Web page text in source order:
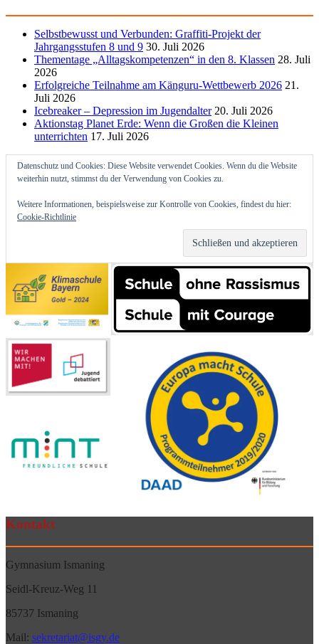
Selbstbewusst und Verbunden: Graffiti-Projekt der
Jahrgangsstufen 8 und 9 30. Juli 2026
Thementage „Alltagskompetenzen“ in den 8. Klassen 28. Juli
2026
Erfolgreiche Teilnahme am Känguru-Wettbewerb 2026 21.
Juli 2026
Icebreaker – Depression im Jugendalter 20. Juli 2026
Aktionstag Planet Erde: Wenn die Großen die Kleinen
unterrichten 17. Juli 2026
Datenschutz und Cookies: Diese Website verwendet Cookies. Wenn du die Website
weiterhin nutzt, stimmst du der Verwendung von Cookies zu.
Weitere Informationen, beispielsweise zur Kontrolle von Cookies, findest du hier:
Cookie-Richtlinie
Kontakt
Gymnasium Ismaning
Seidl-Kreuz-Weg 11
85737 Ismaning
Mail: sekretariat@isgy.de